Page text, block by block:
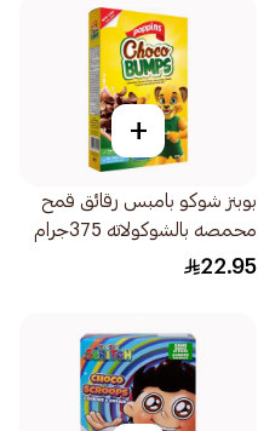
+
بوبنز شوكو بامبس رقائق قمح
محمصه بالشوكولاته 375جرام
22.95